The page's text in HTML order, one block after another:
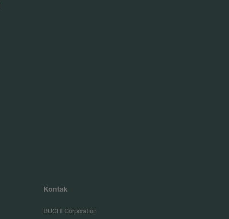
Kontak
BUCHI Corporation